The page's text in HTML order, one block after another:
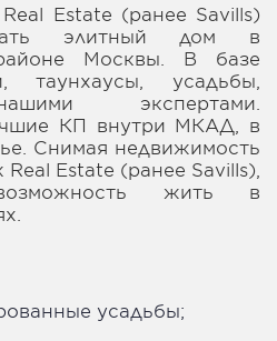
Estate (ранее Savills)
элитный дом в
Москвы. В базе
таунхаусы, усадьбы,
экспертами.
КП внутри МКАД, в
Снимая недвижимость
Estate (ранее Savills),
жить в
усадьбы;